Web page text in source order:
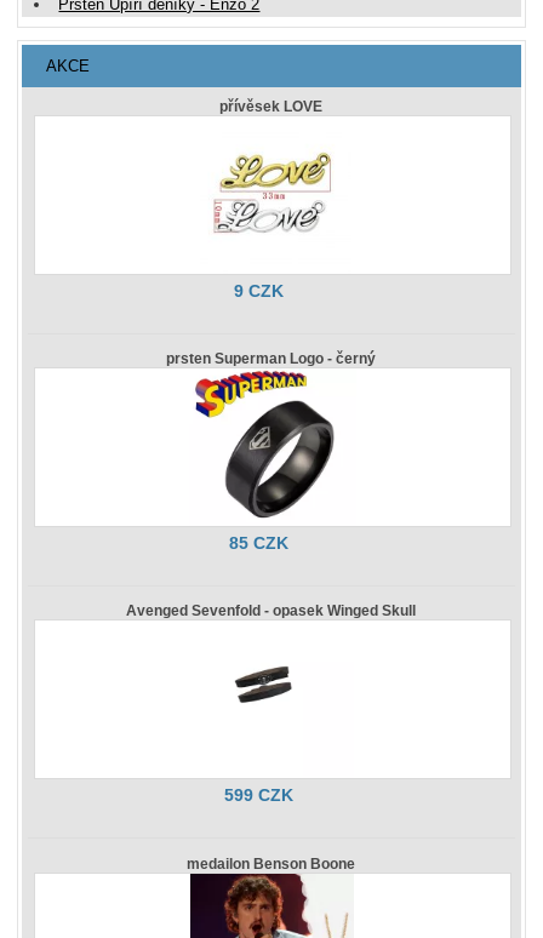
Prsten Upíří deníky - Enzo 2
AKCE
přívěsek LOVE
9 CZK
prsten Superman Logo - černý
85 CZK
Avenged Sevenfold - opasek Winged Skull
599 CZK
medailon Benson Boone